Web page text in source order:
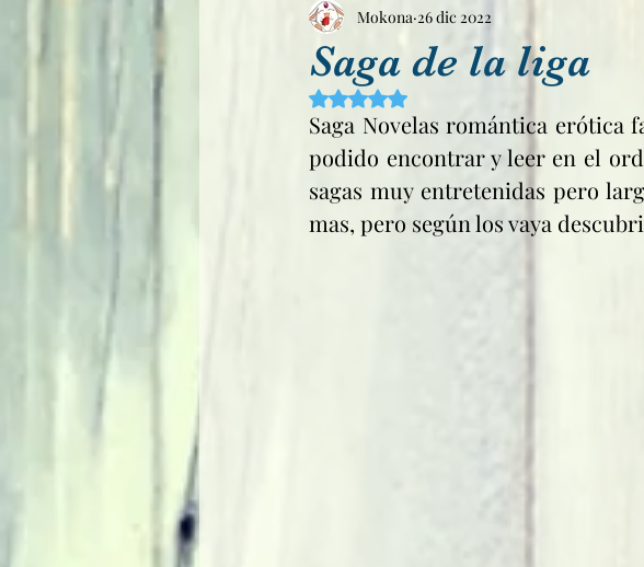
Saga de la liga
Mokona 26 dic 2022
Obtuvo NaN de 5 estrellas.
Saga Novelas romántica erótica
podido encontrar y leer en el
sagas muy entretenidas pero
mas, pero según los vaya